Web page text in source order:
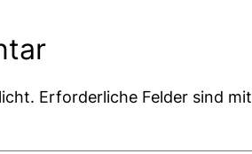
Erforderliche Felder sind mit